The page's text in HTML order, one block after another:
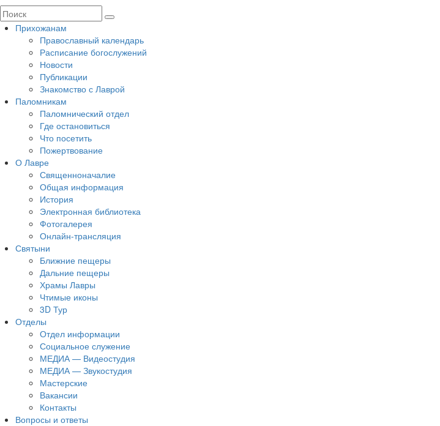
Прихожанам
Православный календарь
Расписание богослужений
Новости
Публикации
Знакомство с Лаврой
Паломникам
Паломнический отдел
Где остановиться
Что посетить
Пожертвование
О Лавре
Священноначалие
Общая информация
История
Электронная библиотека
Фотогалерея
Онлайн-трансляция
Святыни
Ближние пещеры
Дальние пещеры
Храмы Лавры
Чтимые иконы
3D Тур
Отделы
Отдел информации
Социальное служение
МЕДИА — Видеостудия
МЕДИА — Звукостудия
Мастерские
Вакансии
Контакты
Вопросы и ответы